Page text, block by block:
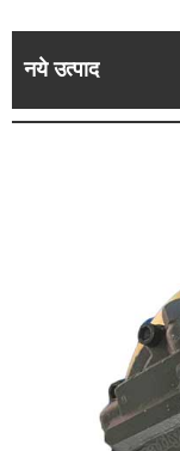
नये उत्पाद